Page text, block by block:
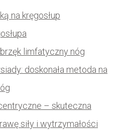
na kręgosłup
limfatyczny nóg
doskonała metoda na
– skuteczna
siły i wytrzymałości